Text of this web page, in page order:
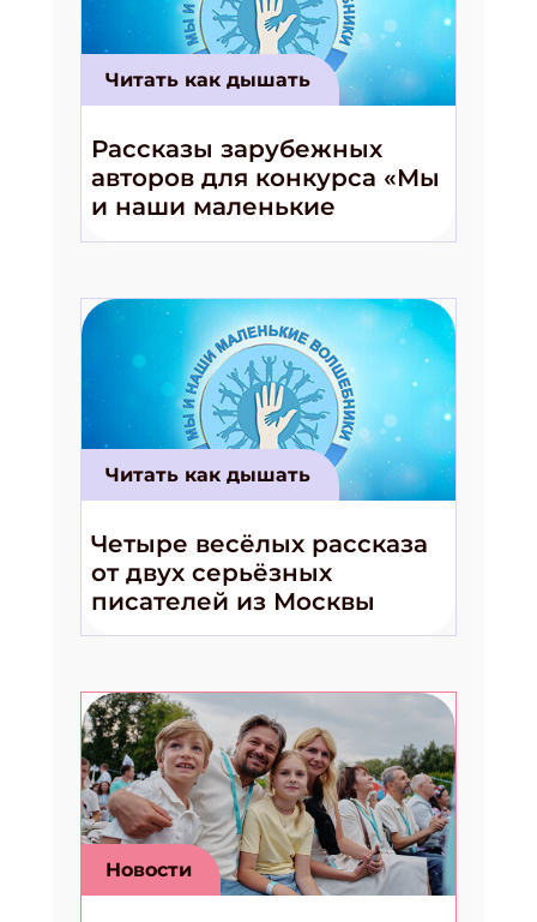
Читать как дышать
Рассказы зарубежных
авторов для конкурса «Мы
и наши маленькие
волшебники!»
Читать как дышать
Четыре весёлых рассказа
от двух серьёзных
писателей из Москвы
Новости